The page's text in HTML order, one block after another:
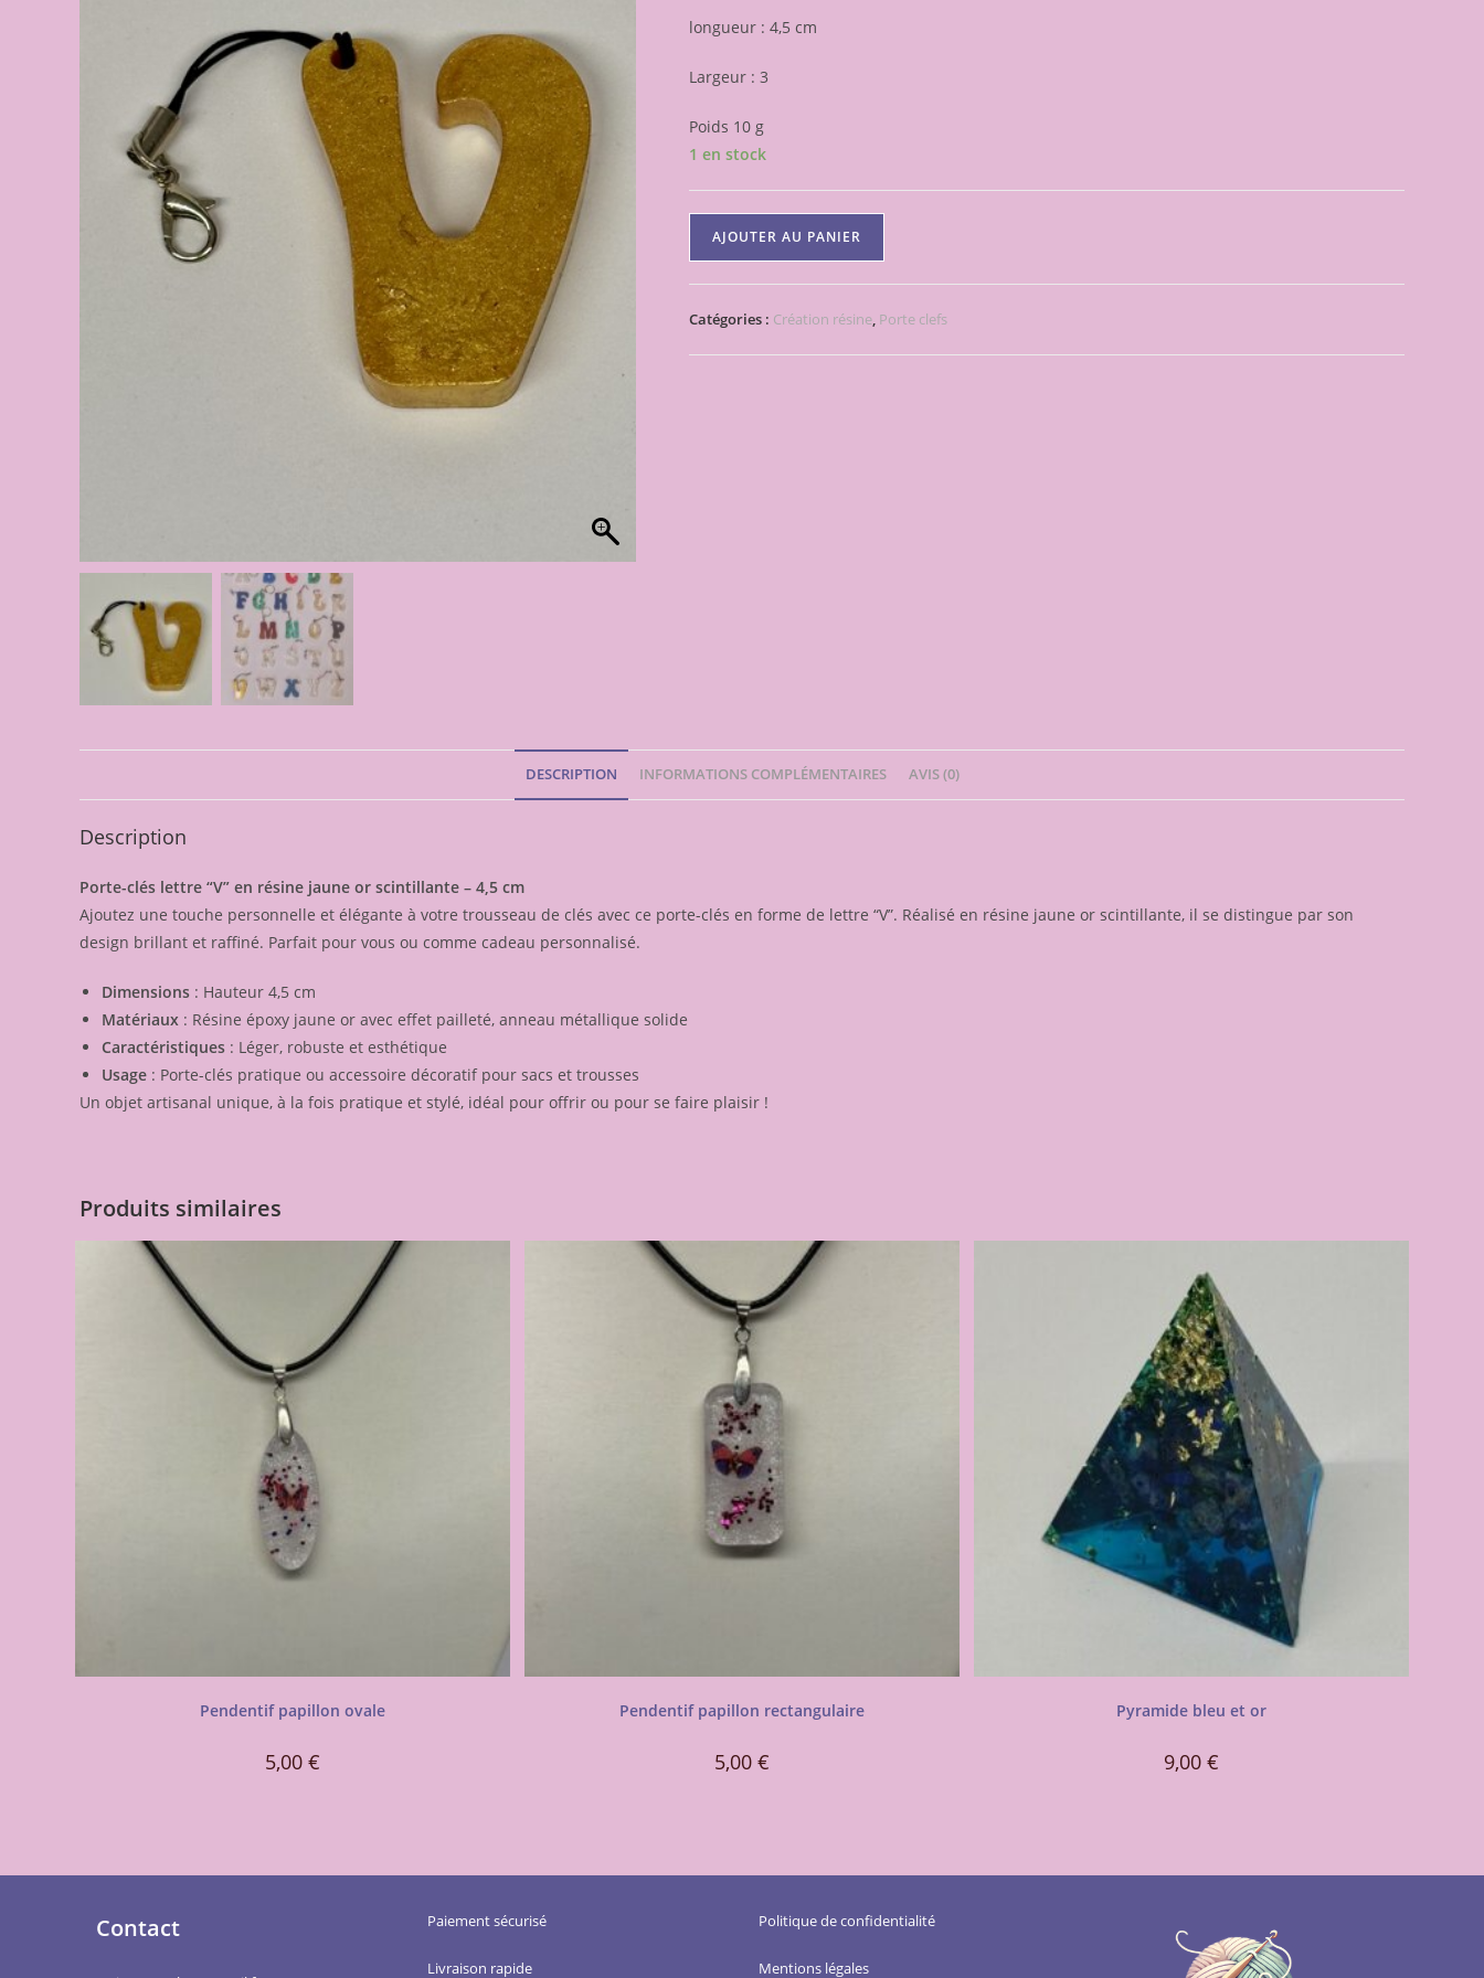
longueur : 4,5 cm
Largeur : 3
Poids 10 g
1 en stock
Porte
AJOUTER AU PANIER
Catégories : Création résine, Porte clefs
DESCRIPTION INFORMATIONS COMPLÉMENTAIRES AVIS (0)
Description
Porte-clés lettre “V” en résine jaune or scintillante – 4,5 cm
Ajoutez une touche personnelle et élégante à votre trousseau de clés avec ce porte-clés en forme de lettre “V”. Réalisé en résine jaune or scintillante, il se distingue par son
design brillant et raffiné. Parfait pour vous ou comme cadeau personnalisé.
Dimensions : Hauteur 4,5 cm
Matériaux : Résine époxy jaune or avec effet pailleté, anneau métallique solide
Caractéristiques : Léger, robuste et esthétique
Usage : Porte-clés pratique ou accessoire décoratif pour sacs et trousses
Un objet artisanal unique, à la fois pratique et stylé, idéal pour offrir ou pour se faire plaisir !
Produits similaires
Pendentif papillon ovale
5,00€
Pendentif papillon rectangulaire
5,00 €
Pyramide bleu et or
9,00 €
Contact Paiement sécurisé
Livraison rapide
Politique de confidentialité
Mentions légales